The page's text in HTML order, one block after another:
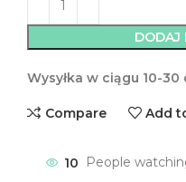
DODAJ
Wysyłka w ciągu 10-30
Compare Add
10 People